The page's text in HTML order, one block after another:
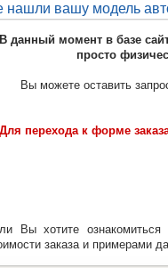
нашли вашу модель
В данный момент в базе
просто
Вы можете оставить
Для перехода к форме
Вы хотите
заказа и примерами